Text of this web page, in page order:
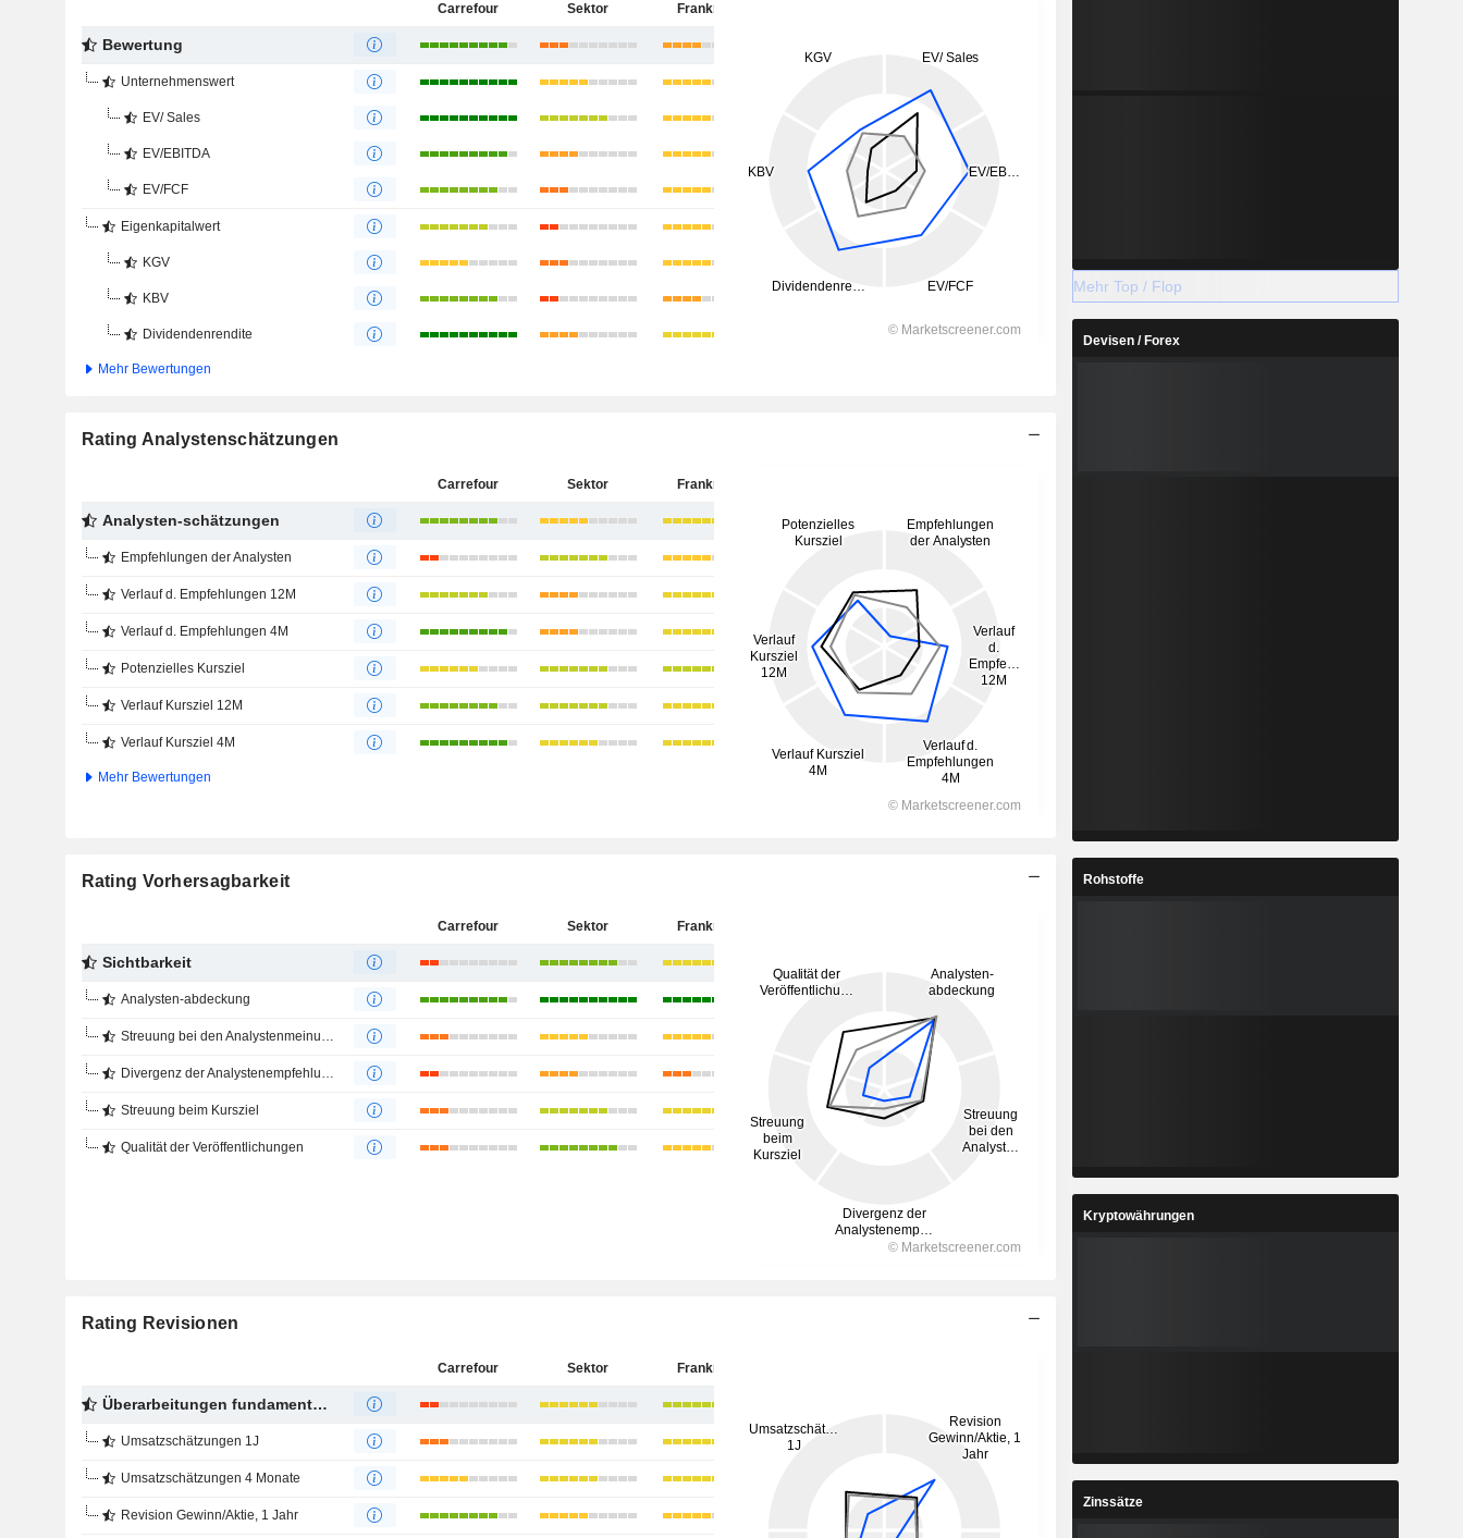
Carrefour Sektor Frankreich
Bewertung
Unternehmenswert
EV/ Sales
EV/EBITDA
EV/FCF
Eigenkapitalwert
KGV
KBV
Dividendenrendite
Mehr Bewertungen
Rating Analystenschätzungen
Carrefour Sektor Frankreich
Analysten-schätzungen
Empfehlungen der Analysten
Verlauf d. Empfehlungen 12M
Verlauf d. Empfehlungen 4M
Potenzielles Kursziel
Verlauf Kursziel 12M
Verlauf Kursziel 4M
Mehr Bewertungen
Rating Vorhersagbarkeit
Carrefour Sektor Frankreich
Sichtbarkeit
Analysten-abdeckung
Streuung bei den Analystenmeinungen
Divergenz der Analystenempfehlungen
Streuung beim Kursziel
Qualität der Veröffentlichungen
Rating Revisionen
Carrefour Sektor Frankreich
Überarbeitungen fundamentaler Schätzungen
Umsatzschätzungen 1J
Umsatzschätzungen 4 Monate
Revision Gewinn/Aktie, 1 Jahr
Mehr Top / Flop
Devisen / Forex
Rohstoffe
Kryptowährungen
Zinssätze